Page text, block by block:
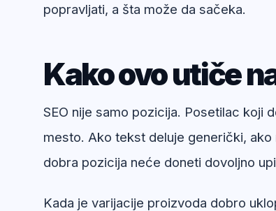
popravljati, a šta može da sačeka.
Kako ovo utiče
SEO nije samo pozicija. Posetilac koji
mesto. Ako tekst deluje generički,
dobra pozicija neće doneti dovoljno
Kada je varijacije proizvoda dobro